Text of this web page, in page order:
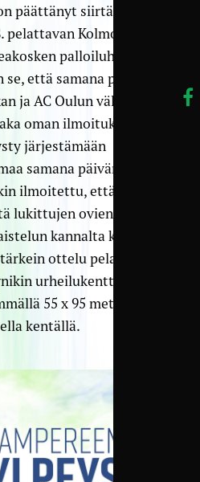
päättänyt siirtää ensi
Kolmosen
palloiluhalliin.
että samana päivänä
ja AC Oulun välinen
oman ilmoituksensa
järjestämään
samana päivänä.
ilmoitettu, että ottelu
lukittujen ovien takana.
kannalta kauden
ottelu pelataan
urheilukenttääkin
55 x 95 metrin
kentällä.